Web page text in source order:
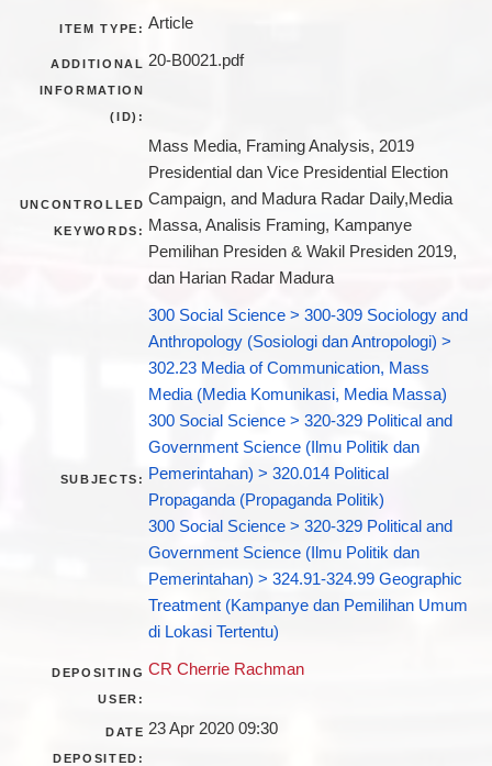
ITEM TYPE: Article
ADDITIONAL
INFORMATION
(ID):
20-B0021.pdf
UNCONTROLLED
KEYWORDS:
Mass Media, Framing Analysis, 2019
Presidential dan Vice Presidential Election
Campaign, and Madura Radar Daily,Media
Massa, Analisis Framing, Kampanye
Pemilihan Presiden & Wakil Presiden 2019,
dan Harian Radar Madura
SUBJECTS:
300 Social Science > 300-309 Sociology and
Anthropology (Sosiologi dan Antropologi) >
302.23 Media of Communication, Mass
Media (Media Komunikasi, Media Massa)
300 Social Science > 320-329 Political and
Government Science (Ilmu Politik dan
Pemerintahan) > 320.014 Political
Propaganda (Propaganda Politik)
300 Social Science > 320-329 Political and
Government Science (Ilmu Politik dan
Pemerintahan) > 324.91-324.99 Geographic
Treatment (Kampanye dan Pemilihan Umum
di Lokasi Tertentu)
DEPOSITING
USER:
CR Cherrie Rachman
DATE
DEPOSITED:
23 Apr 2020 09:30